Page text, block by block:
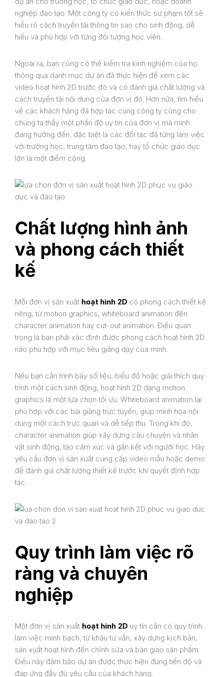
nghiệp đào tạo. Một công ty có kiến thức sư phạm tốt sẽ
hiểu rõ cách truyền tải thông tin sao cho sinh động, dễ
hiểu và phù hợp với từng đối tượng học viên.
Ngoài ra, bạn cũng có thể kiểm tra kinh nghiệm của họ
thông qua danh mục dự án đã thực hiện để xem các
video hoạt hình 2D trước đó và có đánh giá chất lượng và
cách truyền tải nội dung của đơn vị đó. Hơn nữa, tìm hiểu
về các khách hàng đã hợp tác cùng công ty cũng cho
chúng ta thấy một phần độ uy tín của đơn vị mà mình
đang hướng đến, đặc biệt là các đối tác đã từng làm việc
với trường học, trung tâm đào tạo, hay tổ chức giáo dục
lớn là một điểm cộng.
Chất lượng hình ảnh
và phong cách thiết
kế
Mỗi đơn vị sản xuất hoạt hình 2D có phong cách thiết kế
riêng, từ motion graphics, whiteboard animation đến
character animation hay cut-out animation. Điều quan
trọng là bạn phải xác định được phong cách hoạt hình 2D
nào phù hợp với mục tiêu giảng dạy của mình.
Nếu bạn cần trình bày số liệu, biểu đồ hoặc giải thích quy
trình một cách sinh động, hoạt hình 2D dạng motion
graphics là một lựa chọn tối ưu. Whiteboard animation lại
phù hợp với các bài giảng trực tuyến, giúp minh họa nội
dung một cách trực quan và dễ tiếp thu. Trong khi đó,
character animation giúp xây dựng câu chuyện và nhân
vật sinh động, tạo cảm xúc và gắn kết với người học. Hãy
yêu cầu đơn vị sản xuất cung cấp video mẫu hoặc demo
để đánh giá chất lượng thiết kế trước khi quyết định hợp
tác.
Quy trình làm việc rõ
ràng và chuyên
nghiệp
Một đơn vị sản xuất hoạt hình 2D uy tín cần có quy trình
làm việc minh bạch, từ khâu tư vấn, xây dựng kịch bản,
sản xuất hoạt hình đến chỉnh sửa và bàn giao sản phẩm.
Điều này đảm bảo dự án được thực hiện đúng tiến độ và
đáp ứng đầy đủ yêu cầu của khách hàng.